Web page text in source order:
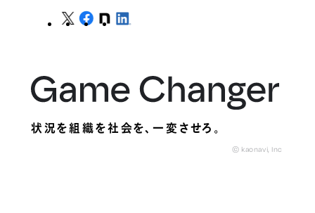
状況を組織を社会を、一変させろ。
© kaonavi, Inc